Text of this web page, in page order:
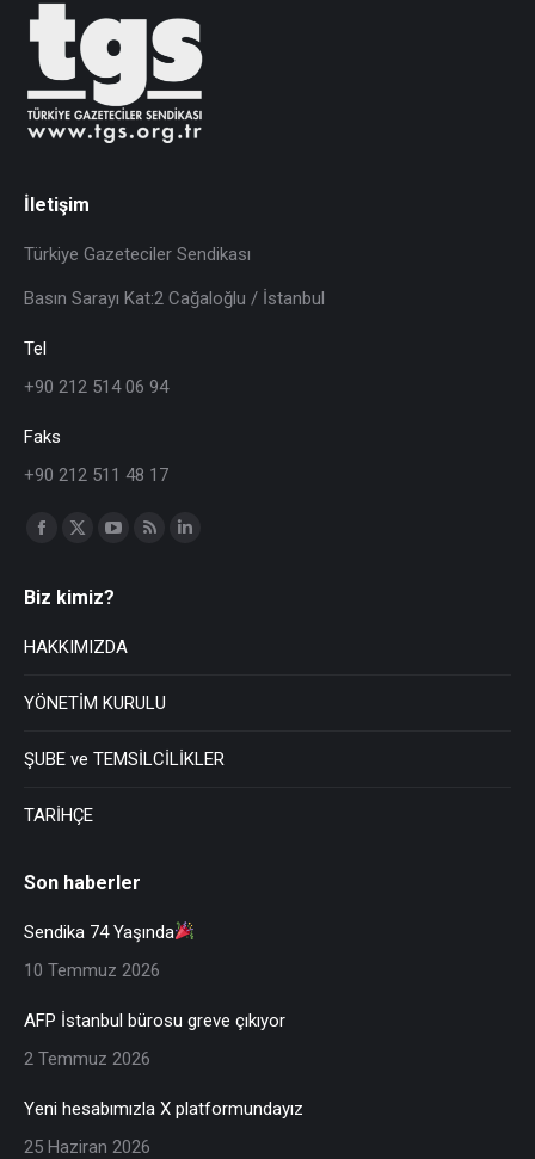
İletişim
Türkiye Gazeteciler Sendikası
Basın Sarayı Kat:2 Cağaloğlu / İstanbul
Tel
+90 212 514 06 94
Faks
+90 212 511 48 17
Find us on:
Biz kimiz?
HAKKIMIZDA
YÖNETİM KURULU
ŞUBE ve TEMSİLCİLİKLER
TARİHÇE
Son haberler
Sendika 74 Yaşında
10 Temmuz 2026
AFP İstanbul bürosu greve çıkıyor
2 Temmuz 2026
Yeni hesabımızla X platformundayız
25 Haziran 2026